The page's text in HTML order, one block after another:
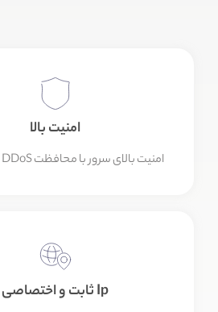
امنیت بالا
امنیت بالای سرور با محافظت DDoS و فایروال
Ip ثابت و اختصاصی